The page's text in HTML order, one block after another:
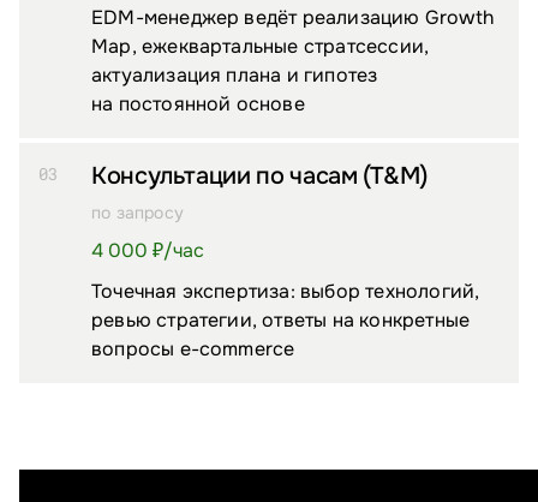
EDM-менеджер ведёт реализацию Growth
Map, ежеквартальные стратсессии,
актуализация плана и гипотез
на постоянной основе
03 Консультации по часам (T&M)
по запросу
Точечная экспертиза: выбор технологий,
ревью стратегии, ответы на конкретные
вопросы e-commerce
4 000 ₽/⁠час